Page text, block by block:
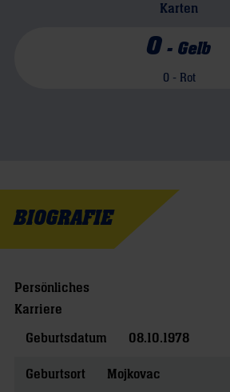
Karten
0 - Gelb
0 - Rot
BIOGRAFIE
Persönliches
Karriere
Geburtsdatum
08.10.1978
Geburtsort Mojkovac